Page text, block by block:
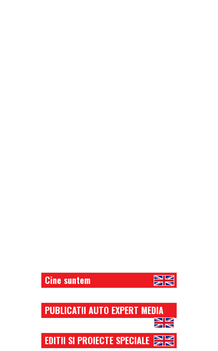
Cine suntem
PUBLICATII AUTO EXPERT MEDIA
EDITII SI PROIECTE SPECIALE